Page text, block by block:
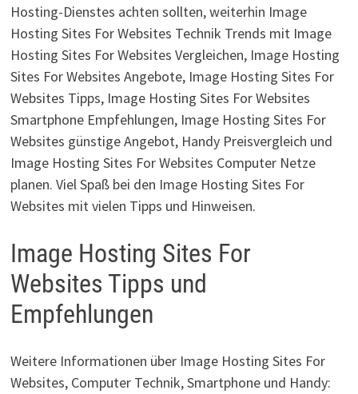
Hosting-Dienstes achten sollten, weiterhin Image
Hosting Sites For Websites Technik Trends mit Image
Hosting Sites For Websites Vergleichen, Image Hosting
Sites For Websites Angebote, Image Hosting Sites For
Websites Tipps, Image Hosting Sites For Websites
Smartphone Empfehlungen, Image Hosting Sites For
Websites günstige Angebot, Handy Preisvergleich und
Image Hosting Sites For Websites Computer Netze
planen. Viel Spaß bei den Image Hosting Sites For
Websites mit vielen Tipps und Hinweisen.
Image Hosting Sites For
Websites Tipps und
Empfehlungen
Weitere Informationen über Image Hosting Sites For
Websites, Computer Technik, Smartphone und Handy: